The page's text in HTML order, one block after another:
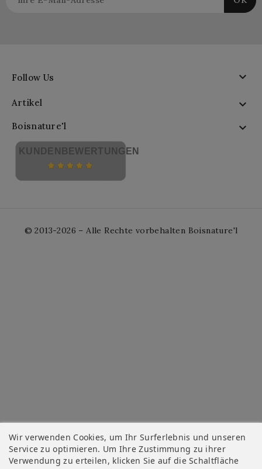
Follow Us 
Artikel 
Boisnature'l 
Wir verwenden Cookies, um Ihr Surferlebnis und unseren
Service zu optimieren. Um Ihre Zustimmung zu ihrer
Verwendung zu erteilen, klicken Sie auf die Schaltfläche
KUNDENBEWERTUNGEN
© 2013-2026 – Alle Rechte vorbehalten Boisnature'l